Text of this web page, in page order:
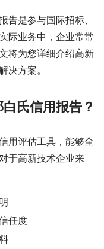
告是参与国际招标、
际业务中，企业常常
将为您详细介绍高新
决方案。
氏信用报告？
用评估工具，能够全
于高新技术企业来
任度